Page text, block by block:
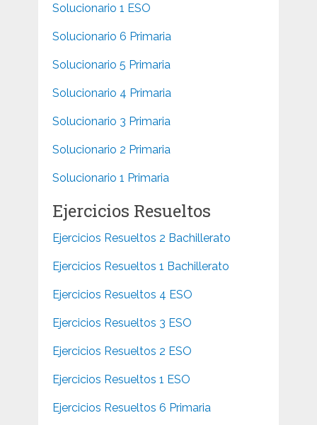
Solucionario 1 ESO
Solucionario 6 Primaria
Solucionario 5 Primaria
Solucionario 4 Primaria
Solucionario 3 Primaria
Solucionario 2 Primaria
Solucionario 1 Primaria
Ejercicios Resueltos
Ejercicios Resueltos 2 Bachillerato
Ejercicios Resueltos 1 Bachillerato
Ejercicios Resueltos 4 ESO
Ejercicios Resueltos 3 ESO
Ejercicios Resueltos 2 ESO
Ejercicios Resueltos 1 ESO
Ejercicios Resueltos 6 Primaria